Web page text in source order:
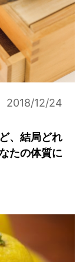
2018/12/24
、結局どれ
たの体質に